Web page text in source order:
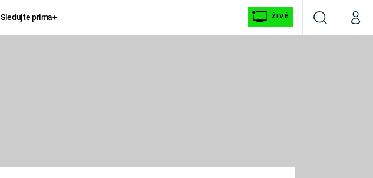
Sledujte prima+ ŽIVĚ
VyhledáváníMůj
KOMEDIE